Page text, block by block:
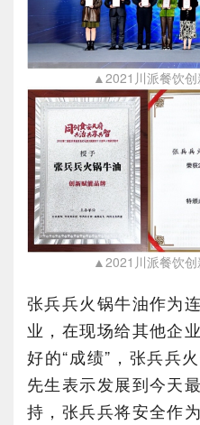
▲2021川派餐饮
▲2021川派餐饮
张兵兵火锅牛油作为
业，在现场给其他企
好的“成绩”，张兵兵
先生表示发展到今天
持，张兵兵将安全作